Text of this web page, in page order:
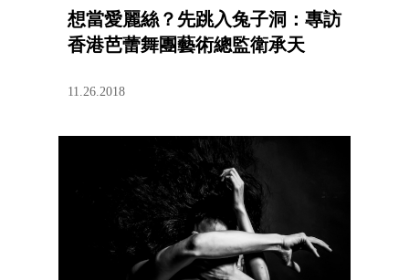
想當愛麗絲？先跳入兔子洞：專訪
香港芭蕾舞團藝術總監衛承天
11.26.2018